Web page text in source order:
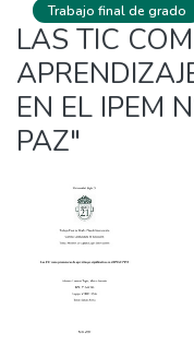
Trabajo final de grado
LAS TIC
EN EL IPEM
PAZ"